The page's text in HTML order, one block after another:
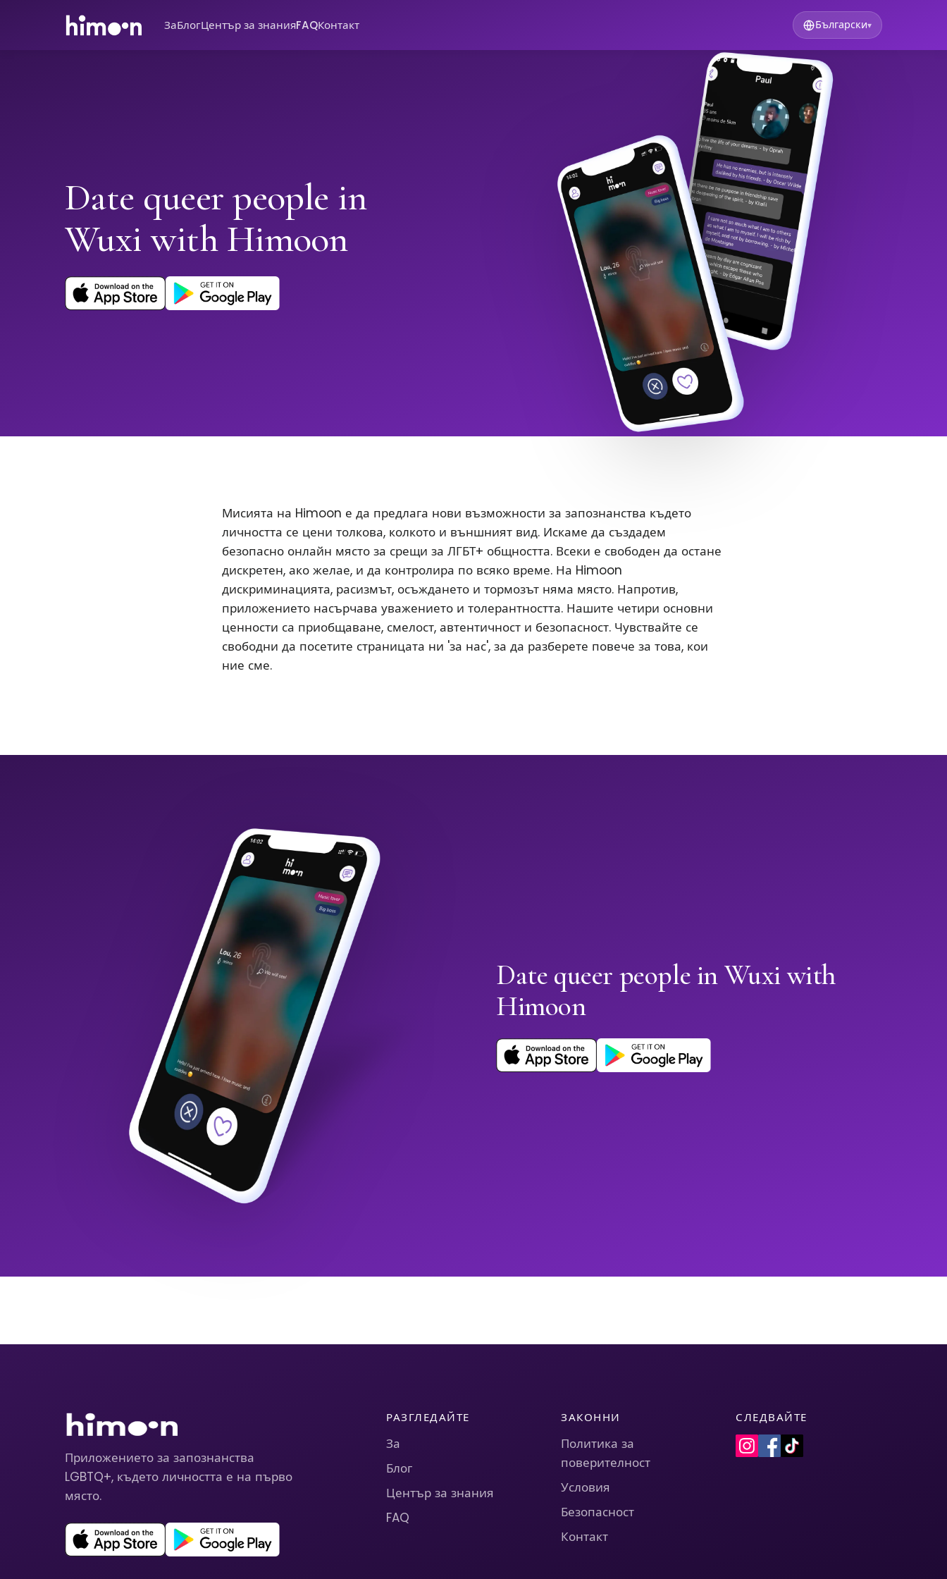
ЗаБлогЦентър за знанияFAQКонтакт Български▾
Date queer people in
Wuxi with Himoon
Мисията на Himoon е да предлага нови възможности за запознанства където
личността се цени толкова, колкото и външният вид. Искаме да създадем
безопасно онлайн място за срещи за ЛГБТ+ общността. Всеки е свободен да остане
дискретен, ако желае, и да контролира по всяко време. На Himoon
дискриминацията, расизмът, осъждането и тормозът няма място. Напротив,
приложението насърчава уважението и толерантността. Нашите четири основни
ценности са приобщаване, смелост, автентичност и безопасност. Чувствайте се
свободни да посетите страницата ни 'за нас', за да разберете повече за това, кои
ние сме.
Date queer people in Wuxi with
Himoon
Приложението за запознанства
LGBTQ+, където личността е на първо
място.
РАЗГЛЕДАЙТЕ
За
Блог
Център за знания
FAQ
ЗАКОННИ
Политика за
поверителност
Условия
Безопасност
Контакт
СЛЕДВАЙТЕ